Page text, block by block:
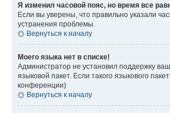
Я изменил часовой пояс, но время все
Если вы уверены, что правильно указали
устранения проблемы.
Вернуться к началу
Моего языка нет в списке!
Администратор не установил поддержку
языковой пакет. Если такого языкового
конференции)
Вернуться к началу